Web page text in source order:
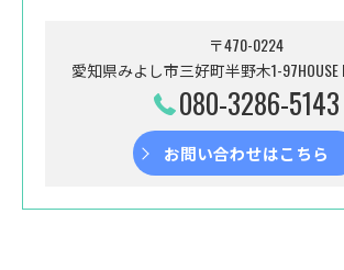
〒470-0224
愛知県みよし市三好町半野木1-97HOUSE
080-3286-5143
お問い合わせはこちら